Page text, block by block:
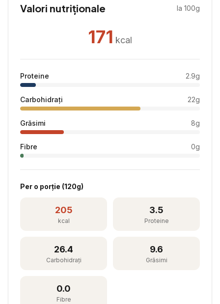
Valori nutriționale la 100g
171 kcal
Proteine 2.9g
Carbohidrați 22g
Grăsimi 8g
Fibre 0g
Per o porție (120g)
205
kcal
3.5
Proteine
26.4
Carbohidrați
9.6
Grăsimi
0.0
Fibre